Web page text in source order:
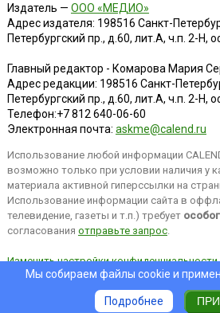
Издатель — ООО «МЕДИО»
Адрес издателя: 198516 Санкт-
Петербургский пр., д.60, лит.А, ч.п. 2-Н,
Главный редактор - Комарова Мария
Адрес редакции: 198516 Санкт-
Петербургский пр., д.60, лит.А, ч.п. 2-Н,
Телефон:+7 812 640-06-60
Электронная почта: askme@calend.ru
Использование любой информации
возможно только при условии наличия у
материала активной гиперссылки на
Использование информации сайта в
телевидение, газеты и т.п.) требует
согласования отправьте запрос.
Изменить настройки конфиденциальности
EEA).Мы собираем файлы cookie и
Подробнее